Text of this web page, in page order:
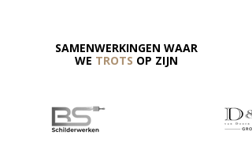
SAMENWERKINGEN WAAR
WE TROTS OP ZIJN